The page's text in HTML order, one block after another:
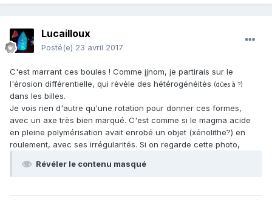
Lucailloux
Posté(e) 23 avril 2017
C'est marrant ces boules ! Comme jjnom, je partirais sur le
l'érosion différentielle, qui révèle des hétérogénéités (dûes à ?)
dans les billes.
Je vois rien d'autre qu'une rotation pour donner ces formes,
avec un axe très bien marqué. C'est comme si le magma acide
en pleine polymérisation avait enrobé un objet (xénolithe?) en
roulement, avec ses irrégularités. Si on regarde cette photo,
Révéler le contenu masqué